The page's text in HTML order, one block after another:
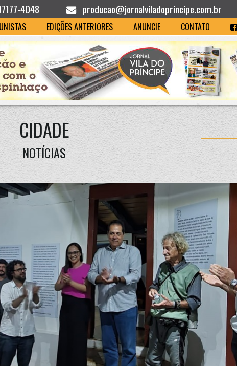
4048 producao@jornalviladoprincipe.com.br
EDIÇÕES ANTERIORES ANUNCIE CONTATO
CIDADE
NOTÍCIAS